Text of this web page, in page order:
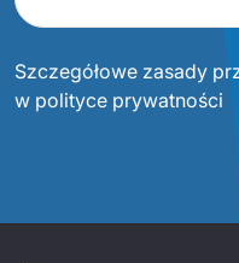
Szczegółowe zasady
w polityce prywatności